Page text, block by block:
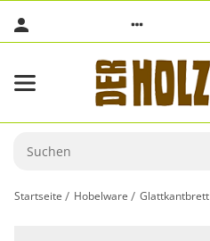
Startseite Hobelware Glattkantbrett